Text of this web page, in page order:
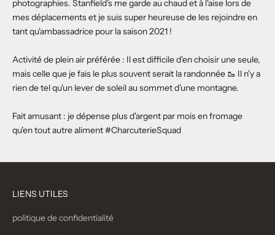
photographies. Stanfield's me garde au chaud et à l'aise lors de
mes déplacements et je suis super heureuse de les rejoindre en
tant qu'ambassadrice pour la saison 2021 !
Activité de plein air préférée : Il est difficile d'en choisir une seule,
mais celle que je fais le plus souvent serait la randonnée 🥾 Il n'y a
rien de tel qu'un lever de soleil au sommet d'une montagne.
Fait amusant : je dépense plus d'argent par mois en fromage
qu'en tout autre aliment#CharcuterieSquad
LIENS UTILES
politique de confidentialité